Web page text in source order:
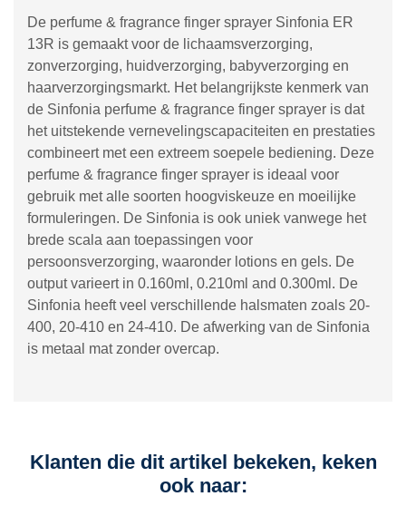
De perfume & fragrance finger sprayer Sinfonia ER
13R is gemaakt voor de lichaamsverzorging,
zonverzorging, huidverzorging, babyverzorging en
haarverzorgingsmarkt. Het belangrijkste kenmerk van
de Sinfonia perfume & fragrance finger sprayer is dat
het uitstekende vernevelingscapaciteiten en prestaties
combineert met een extreem soepele bediening. Deze
perfume & fragrance finger sprayer is ideaal voor
gebruik met alle soorten hoogviskeuze en moeilijke
formuleringen. De Sinfonia is ook uniek vanwege het
brede scala aan toepassingen voor
persoonsverzorging, waaronder lotions en gels. De
output varieert in 0.160ml, 0.210ml and 0.300ml. De
Sinfonia heeft veel verschillende halsmaten zoals 20-
400, 20-410 en 24-410. De afwerking van de Sinfonia
is metaal mat zonder overcap.
Klanten die dit artikel bekeken, keken
ook naar: